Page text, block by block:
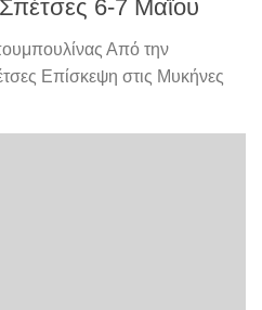
6-7 Μαΐου
Από την
Επίσκεψη στις Μυκήνες